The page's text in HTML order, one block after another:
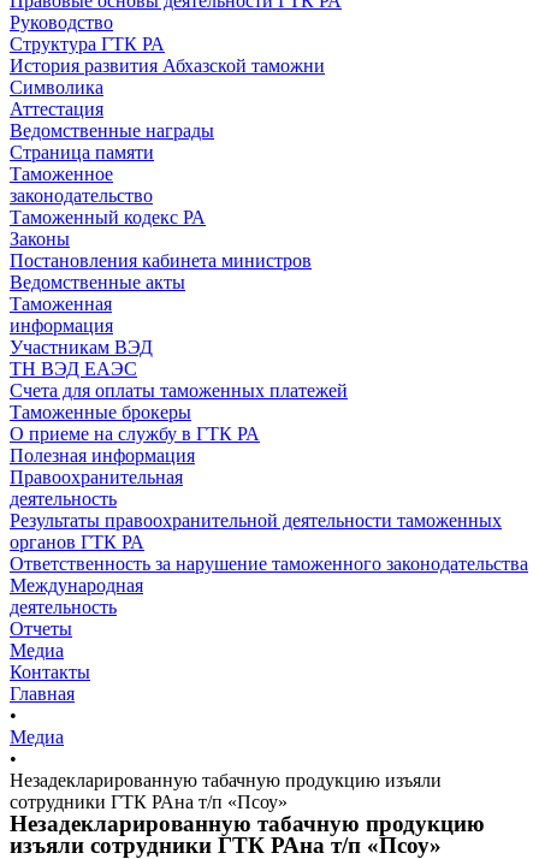
Руководство
Структура ГТК РА
История развития Абхазской таможни
Символика
Аттестация
Ведомственные награды
Страница памяти
Таможенное
законодательство
Таможенный кодекс РА
Законы
Постановления кабинета министров
Ведомственные акты
Таможенная
информация
Участникам ВЭД
ТН ВЭД ЕАЭС
Счета для оплаты таможенных платежей
Таможенные брокеры
О приеме на службу в ГТК РА
Полезная информация
Правоохранительная
деятельность
Результаты правоохранительной деятельности таможенных
органов ГТК РА
Ответственность за нарушение таможенного законодательства
Международная
деятельность
Отчеты
Медиа
Контакты
Главная
•
Медиа
•
Незадекларированную табачную продукцию изъяли
сотрудники ГТК РАна т/п «Псоу»
Незадекларированную табачную продукцию
изъяли сотрудники ГТК РАна т/п «Псоу»